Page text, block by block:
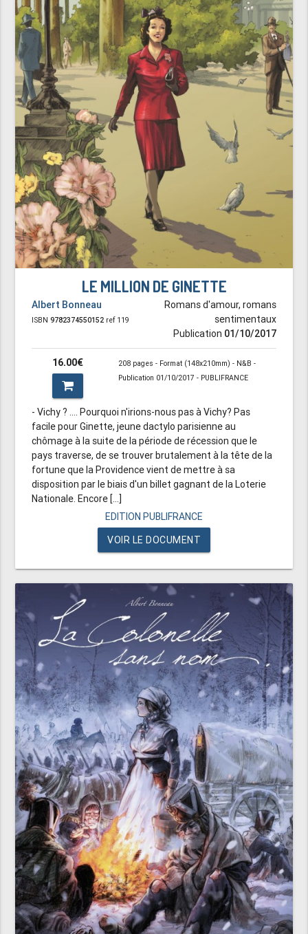
LE MILLION DE GINETTE
Albert Bonneau
ISBN9782374550152 ref 119
Romans d'amour, romans
sentimentaux
Publication 01/10/2017
16.00€
208 pages - Format (148x210mm) - N&B -
Publication 01/10/2017 - PUBLIFRANCE
- Vichy ? .... Pourquoi n'irions-nous pas à Vichy? Pas
facile pour Ginette, jeune dactylo parisienne au
chômage à la suite de la période de récession que le
pays traverse, de se trouver brutalement à la tête de la
fortune que la Providence vient de mettre à sa
disposition par le biais d'un billet gagnant de la Loterie
Nationale. Encore [...]
EDITION PUBLIFRANCE
VOIR LE DOCUMENT